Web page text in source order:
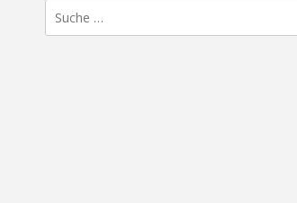
Suche
nach: